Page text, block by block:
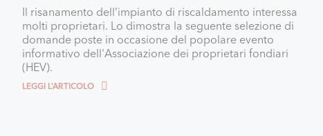
Il risanamento dell’impianto di riscaldamento interessa
molti proprietari. Lo dimostra la seguente selezione di
domande poste in occasione del popolare evento
informativo dell'Associazione dei proprietari fondiari
(HEV).
LEGGI L’ARTICOLO